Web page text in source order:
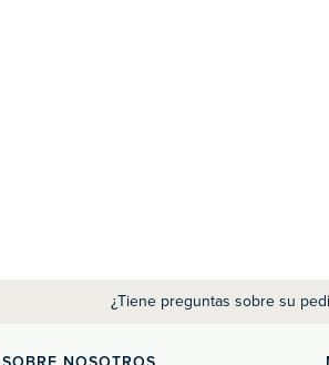
¿Tiene preguntas sobre su